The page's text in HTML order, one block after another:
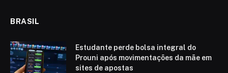
BRASIL
Estudante perde bolsa integral do
Prouni após movimentações da mãe em
sites de apostas